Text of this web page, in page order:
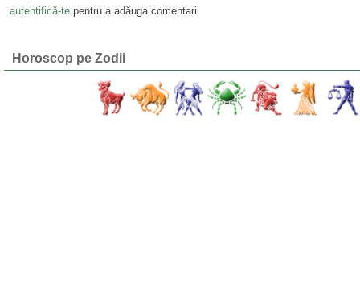
autentifică-tepentru a adăuga comentarii
Horoscop pe Zodii